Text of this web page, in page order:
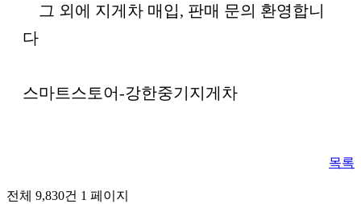
그 외에 지게차 매입, 판매 문의 환영합니
다
스마트스토어-강한중기지게차
목록
전체 9,830건 1 페이지